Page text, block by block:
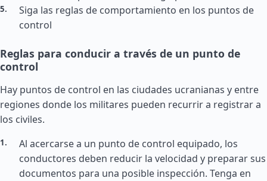
Siga las reglas de comportamiento en los puntos de
control
Reglas para conducir a través de un punto de
control
Hay puntos de control en las ciudades ucranianas y entre
regiones donde los militares pueden recurrir a registrar a
los civiles.
Al acercarse a un punto de control equipado, los
conductores deben reducir la velocidad y preparar sus
documentos para una posible inspección. Tenga en